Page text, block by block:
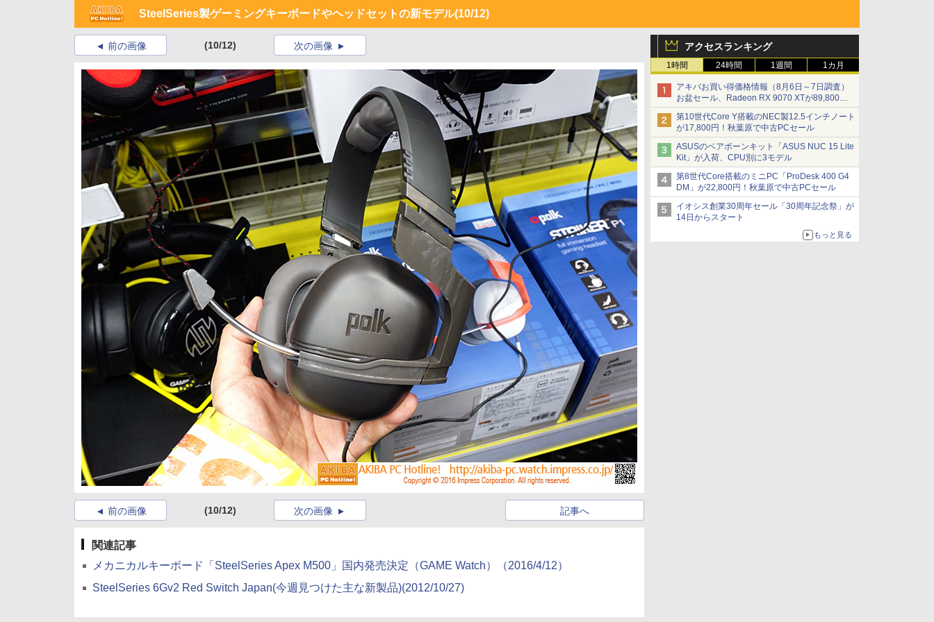
SteelSeries製ゲーミングキーボードやヘッドセットの新モデル(10/12)
アクセスランキング
1時間 24時間 1週間 1カ月
アキバお買い得価格情報（8月6日～7日調査）
お盆セール、Radeon RX 9070 XTが89,800
円、水平周波数24.8kHz対応の17型モニターが
9,801円、暑さ指数連動セール ほか
第10世代Core Y搭載のNEC製12.5インチノート
が17,800円！秋葉原で中古PCセール
ASUSのベアボーンキット「ASUS NUC 15 Lite
Kit」が入荷、CPU別に3モデル
第8世代Core搭載のミニPC「ProDesk 400 G4
DM」が22,800円！秋葉原で中古PCセール
イオシス創業30周年セール「30周年記念祭」が
14日からスタート
もっと見る
前の画像 (10/12) 次の画像
前の画像 (10/12) 記事へ
次の画像
関連記事
メカニカルキーボード「SteelSeries Apex M500」国内発売決定（GAME Watch）（2016/4/12）
SteelSeries 6Gv2 Red Switch Japan(今週見つけた主な新製品)(2012/10/27)